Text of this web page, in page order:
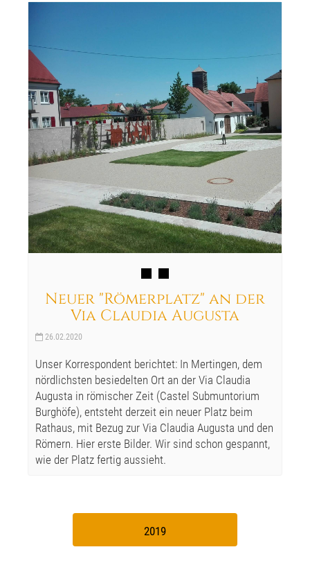
Neuer "Römerplatz" an der
Via Claudia Augusta
26.02.2020
Unser Korrespondent berichtet: In Mertingen, dem
nördlichsten besiedelten Ort an der Via Claudia
Augusta in römischer Zeit (Castel Submuntorium
Burghöfe), entsteht derzeit ein neuer Platz beim
Rathaus, mit Bezug zur Via Claudia Augusta und den
Römern. Hier erste Bilder. Wir sind schon gespannt,
wie der Platz fertig aussieht.
2019